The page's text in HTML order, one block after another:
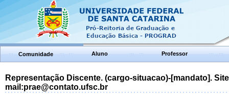
Comunidade Aluno Professor
Representação Discente. (cargo-situacao)-[mandato].
mail:prae@contato.ufsc.br